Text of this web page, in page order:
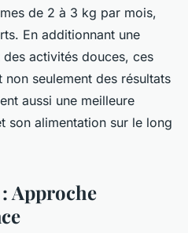
de 2 à 3 kg par mois,
En additionnant une
activités douces, ces
seulement des résultats
aussi une meilleure
son alimentation sur le long
Approche